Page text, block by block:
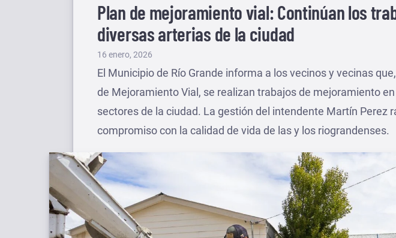
Plan de mejoramiento vial: Continúan los
diversas arterias de la ciudad
Publicado
el
16 enero, 2026
El Municipio de Río Grande informa a los vecinos y vecinas
de Mejoramiento Vial, se realizan trabajos de mejoramiento
sectores de la ciudad. La gestión del intendente Martín Perez
compromiso con la calidad de vida de las y los riograndenses.